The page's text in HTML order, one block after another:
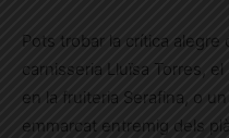
Pots trobar la crítica alegre
carnisseria Lluïsa Torres,
en la fruiteria Serafina, o
emmarcat entremig dels